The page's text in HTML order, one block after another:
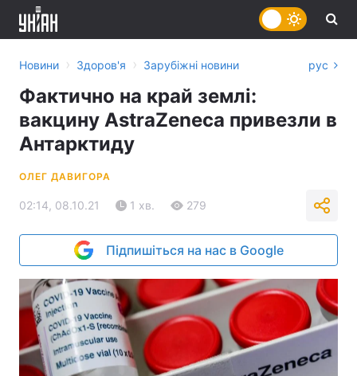
Новини › Здоров'я › Зарубіжні новини рус
Фактично на край землі:
вакцину AstraZeneca привезли в
Антарктиду
ОЛЕГ ДАВИГОРА
02:14, 08.10.21 1 хв. 279
Підпишіться на нас в Google